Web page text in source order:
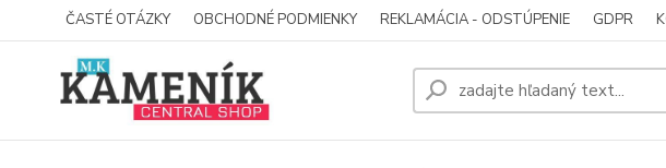
ČASTÉ OTÁZKY OBCHODNÉ PODMIENKY REKLAMÁCIA - ODSTÚPENIE GDPR